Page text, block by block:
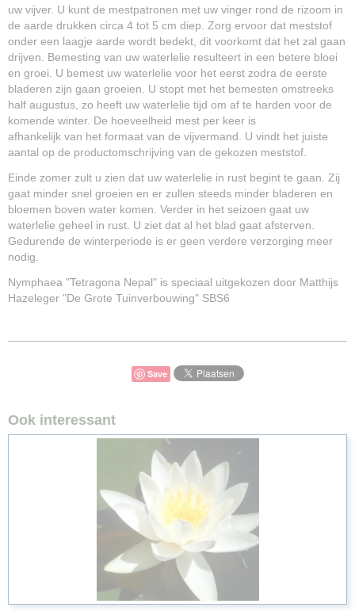
uw vijver. U kunt de mestpatronen met uw vinger rond de rizoom in
de aarde drukken circa 4 tot 5 cm diep. Zorg ervoor dat meststof
onder een laagje aarde wordt bedekt, dit voorkomt dat het zal gaan
drijven. Bemesting van uw waterlelie resulteert in een betere bloei
en groei. U bemest uw waterlelie voor het eerst zodra de eerste
bladeren zijn gaan groeien. U stopt met het bemesten omstreeks
half augustus, zo heeft uw waterlelie tijd om af te harden voor de
komende winter. De hoeveelheid mest per keer is
afhankelijk van het formaat van de vijvermand. U vindt het juiste
aantal op de productomschrijving van de gekozen meststof.
Einde zomer zult u zien dat uw waterlelie in rust begint te gaan. Zij
gaat minder snel groeien en er zullen steeds minder bladeren en
bloemen boven water komen. Verder in het seizoen gaat uw
waterlelie geheel in rust. U ziet dat al het blad gaat afsterven.
Gedurende de winterperiode is er geen verdere verzorging meer
nodig.
Nymphaea "Tetragona Nepal" is speciaal uitgekozen door Matthijs
Hazeleger "De Grote Tuinverbouwing" SBS6
Save
Ook interessant